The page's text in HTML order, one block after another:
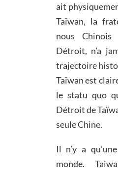
ait
Taïwan, la
nous
Détroit, n’a
trajectoire
Taïwan est
le statu quo
Détroit de
seule Chine.
Il n’y a
monde.